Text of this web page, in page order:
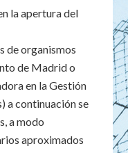
la apertura del
de organismos
de Madrid o
en la Gestión
a continuación se
a modo
aproximados